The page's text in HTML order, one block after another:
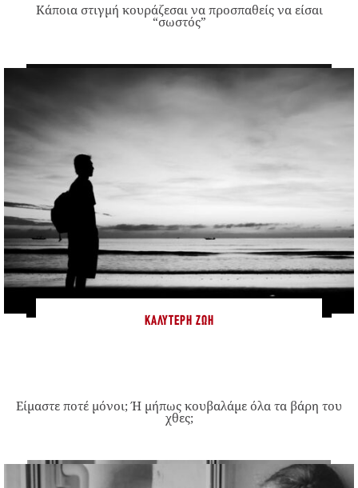
Κάποια στιγμή κουράζεσαι να προσπαθείς να είσαι
“σωστός”
ΚΑΛΎΤΕΡΗ ΖΩΉ
Είμαστε ποτέ μόνοι; Ή μήπως κουβαλάμε όλα τα βάρη του
χθες;